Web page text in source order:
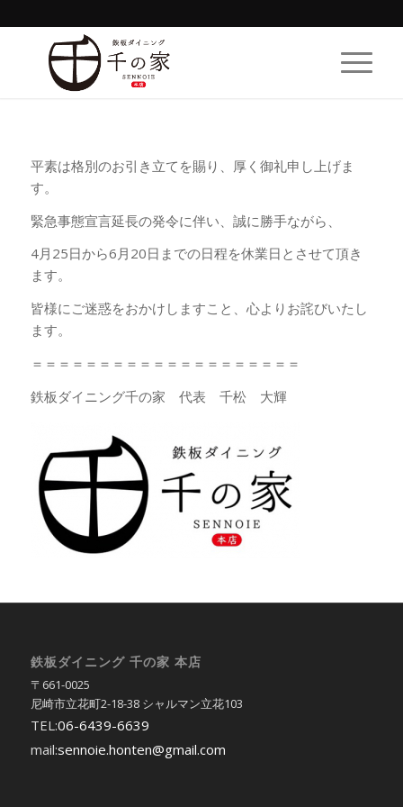
平素は格別のお引き立てを賜り、厚く御礼申し上げま
す。
緊急事態宣言延長の発令に伴い、誠に勝手ながら、
4月25日から6月20日までの日程を休業日とさせて頂き
ます。
皆様にご迷惑をおかけしますこと、心よりお詫びいたし
ます。
＝＝＝＝＝＝＝＝＝＝＝＝＝＝＝＝＝＝＝＝
鉄板ダイニング千の家 代表 千松 大輝
鉄板ダイニング 千の家 本店
〒661-0025
尼崎市立花町2-18-38 シャルマン立花103
TEL:06-6439-6639
mail:sennoie.honten@gmail.com